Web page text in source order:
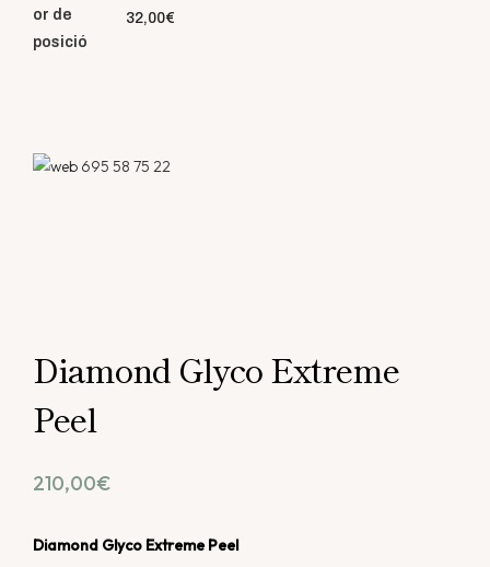
32,00€
695 58 75 22
Diamond Glyco Extreme
Peel
210,00€
Diamond Glyco Extreme Peel